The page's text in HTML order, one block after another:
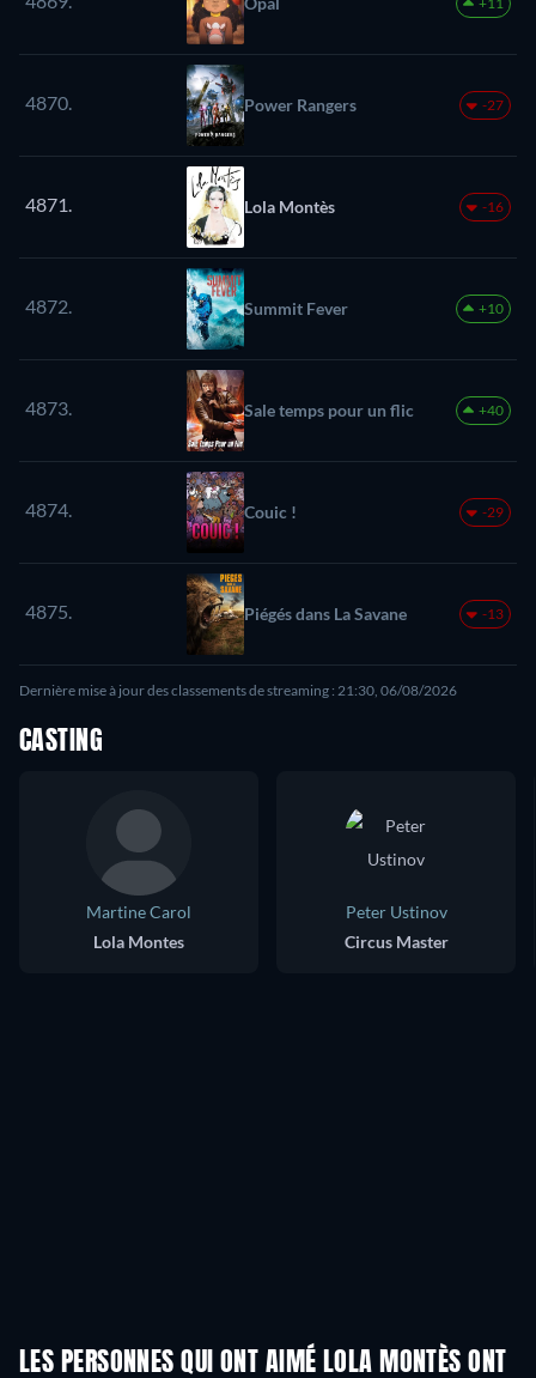
4870. Power Rangers -27
4871. Lola Montès -16
4872. Summit Fever +10
4873. Sale temps pour un flic +40
4874. Couic ! -29
4875. Piégés dans La Savane -13
Dernière mise à jour des classements de streaming : 21:30, 06/08/2026
CASTING
Martine Carol
Lola Montes
Peter Ustinov
Circus Master
LES PERSONNES QUI ONT AIMÉ LOLA MONTÈS ONT